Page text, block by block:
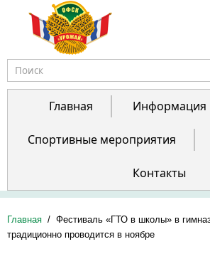
Форма поиска
Главная
Информация
Спортивные мероприятия
Контакты
Главная / Фестиваль «ГТО в школы» в
традиционно проводится в ноябре